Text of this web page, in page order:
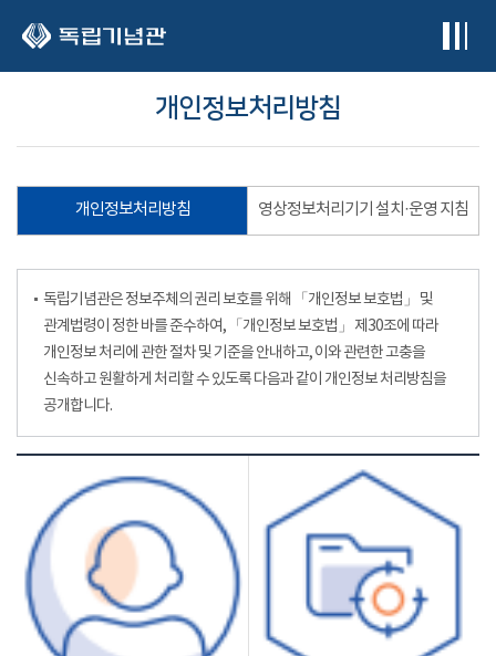
개인정보처리방침
개인정보처리방침 영상정보처리기기 설치·운영 지침
독립기념관은 정보주체의 권리 보호를 위해 「개인정보 보호법」 및
관계법령이 정한 바를 준수하여, 「개인정보 보호법」 제30조에 따라
개인정보 처리에 관한 절차 및 기준을 안내하고, 이와 관련한 고충을
신속하고 원활하게 처리할 수 있도록 다음과 같이 개인정보 처리방침을
공개합니다.